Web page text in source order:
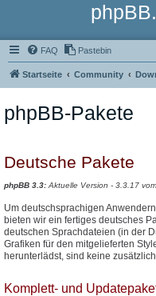
FAQ Pastebin
Startseite Community
phpBB-Pakete
Deutsche Pakete
phpBB 3.3: Aktuelle Version - 3.3.17
Um deutschsprachigen
bieten wir ein fertiges deutsches
deutschen Sprachdateien (in der
Grafiken für den mitgelieferten
herunterlädst, sind keine
Komplett- und